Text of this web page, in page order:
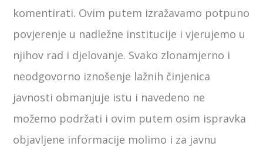
komentirati. Ovim putem izražavamo potpuno
povjerenje u nadležne institucije i vjerujemo u
njihov rad i djelovanje. Svako zlonamjerno i
neodgovorno iznošenje lažnih činjenica
javnosti obmanjuje istu i navedeno ne
možemo podržati i ovim putem osim ispravka
objavljene informacije molimo i za javnu